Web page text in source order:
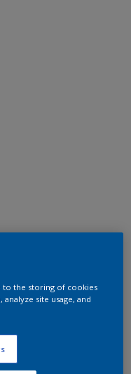
to the storing of cookies
site usage, and